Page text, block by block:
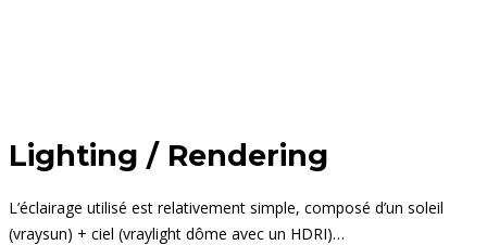
Lighting / Rendering
L’éclairage utilisé est relativement simple, composé d’un soleil
(vraysun) + ciel (vraylight dôme avec un HDRI)…